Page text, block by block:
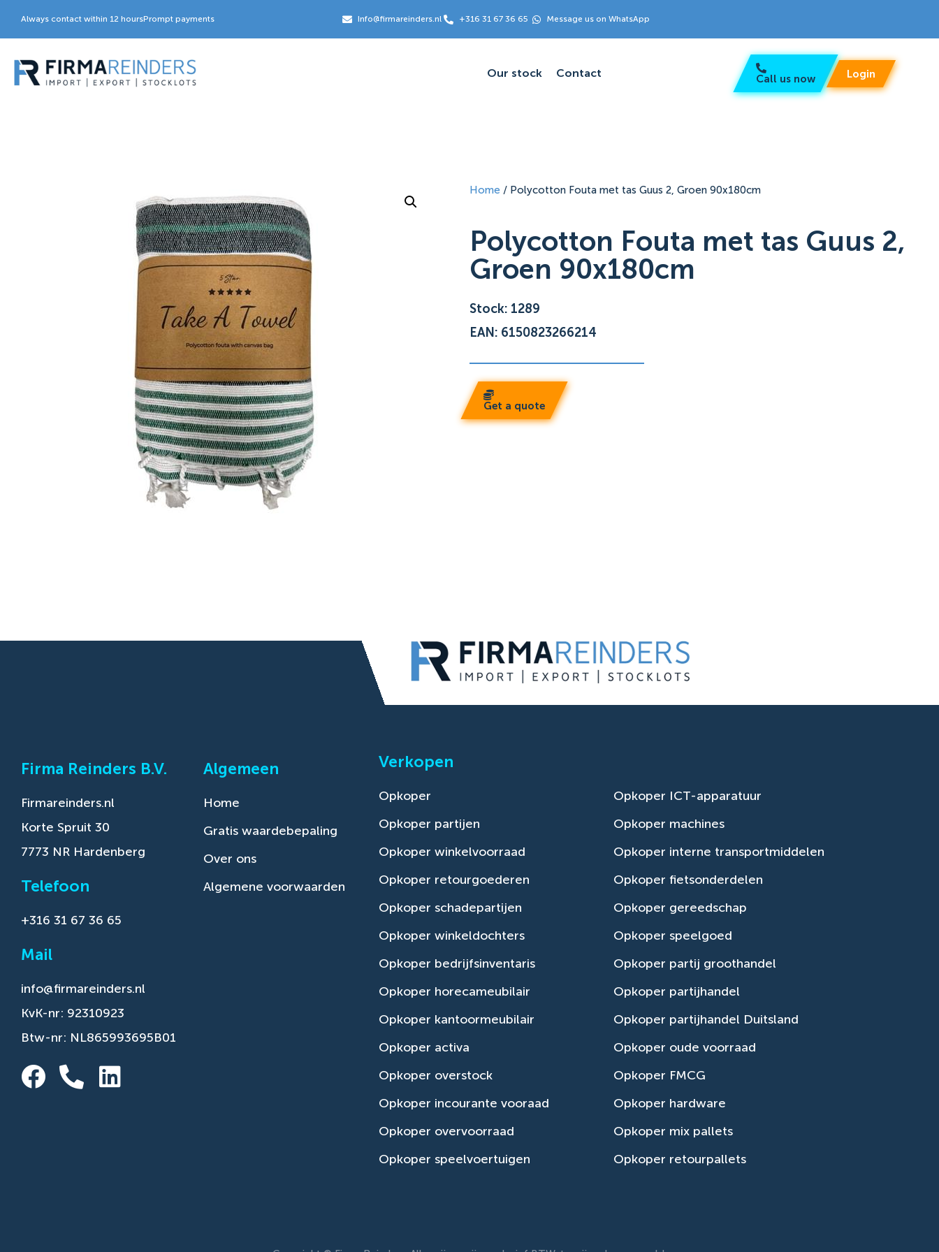
Always contact within 12 hoursPrompt payments Info@firmareinders.nl +316 31 67 36 65 Message us on WhatsApp
Our stock Contact Call us now Login
Home / Polycotton Fouta met tas Guus 2, Groen 90x180cm
Polycotton Fouta met tas Guus 2,
Groen 90x180cm
Stock: 1289
EAN: 6150823266214
Get a quote
Firma Reinders B.V.
Firmareinders.nl
Korte Spruit 30
7773 NR Hardenberg
Telefoon
+316 31 67 36 65
Mail
info@firmareinders.nl
KvK-nr: 92310923
Btw-nr: NL865993695B01
Algemeen
Home
Gratis waardebepaling
Over ons
Algemene voorwaarden
Verkopen
Opkoper
Opkoper partijen
Opkoper winkelvoorraad
Opkoper retourgoederen
Opkoper schadepartijen
Opkoper winkeldochters
Opkoper bedrijfsinventaris
Opkoper horecameubilair
Opkoper kantoormeubilair
Opkoper activa
Opkoper overstock
Opkoper incourante vooraad
Opkoper overvoorraad
Opkoper speelvoertuigen
Opkoper ICT-apparatuur
Opkoper machines
Opkoper interne transportmiddelen
Opkoper fietsonderdelen
Opkoper gereedschap
Opkoper speelgoed
Opkoper partij groothandel
Opkoper partijhandel
Opkoper partijhandel Duitsland
Opkoper oude voorraad
Opkoper FMCG
Opkoper hardware
Opkoper mix pallets
Opkoper retourpallets